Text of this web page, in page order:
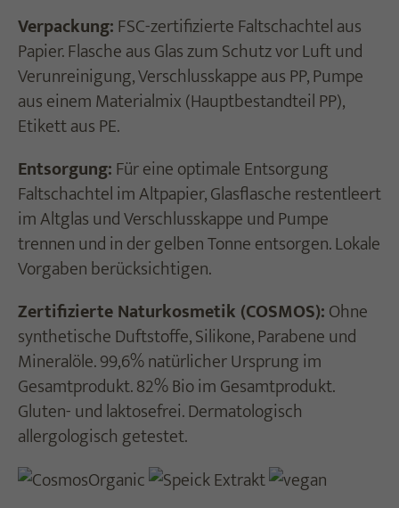
Verpackung:FSC-zertifizierte Faltschachtel aus
Papier. Flasche aus Glas zum Schutz vor Luft und
Verunreinigung, Verschlusskappe aus PP, Pumpe
aus einem Materialmix (Hauptbestandteil PP),
Etikett aus PE.
Entsorgung:Für eine optimale Entsorgung
Faltschachtel im Altpapier, Glasflasche restentleert
im Altglas und Verschlusskappe und Pumpe
trennen und in der gelben Tonne entsorgen. Lokale
Vorgaben berücksichtigen.
Zertifizierte Naturkosmetik (COSMOS):Ohne
synthetische Duftstoffe, Silikone, Parabene und
Mineralöle. 99,6% natürlicher Ursprung im
Gesamtprodukt. 82% Bio im Gesamtprodukt.
Gluten- und laktosefrei. Dermatologisch
allergologisch getestet.